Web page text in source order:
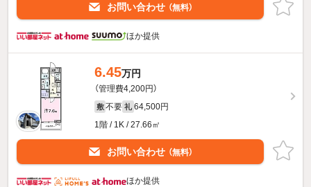
お問い合わせ （無料）
ほか提供
6.45万円
（管理費4,200円）
敷 不要 礼 64,500円
1階 / 1K / 27.66㎡
お問い合わせ （無料）
ほか提供